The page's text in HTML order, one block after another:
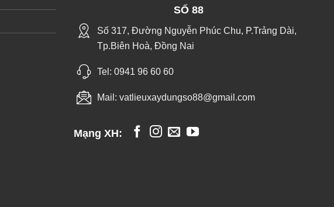
SỐ 88
Số 317, Đường Nguyễn Phúc Chu, P.Trảng Dài,
Tp.Biên Hoà, Đồng Nai
Tel: 0941 96 60 60
Mail: vatlieuxaydungso88@gmail.com
Mạng XH: